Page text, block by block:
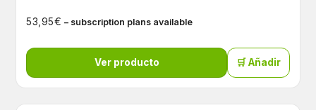
53,95€ – subscription plans available
Ver producto 🛒 Añadir